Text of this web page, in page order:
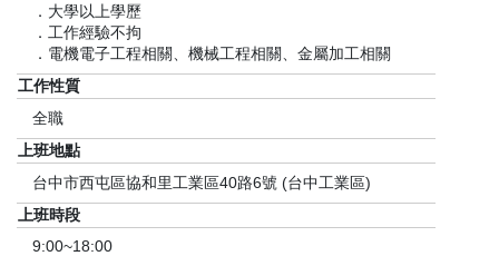
．大學以上學歷
．工作經驗不拘
．電機電子工程相關、機械工程相關、金屬加工相關
工作性質
全職
上班地點
台中市西屯區協和里工業區40路6號 (台中工業區)
上班時段
9:00~18:00